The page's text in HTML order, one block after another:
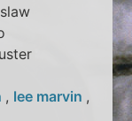
, lee marvin ,